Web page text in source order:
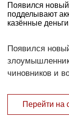
Появился
подделывают
казённые
Появился
чиновников и
Перейти на